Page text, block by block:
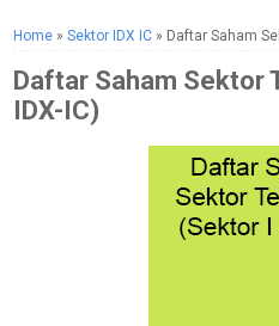
Home »Sektor IDX IC » Daftar Saham
Daftar Saham Sektor
IDX-IC)